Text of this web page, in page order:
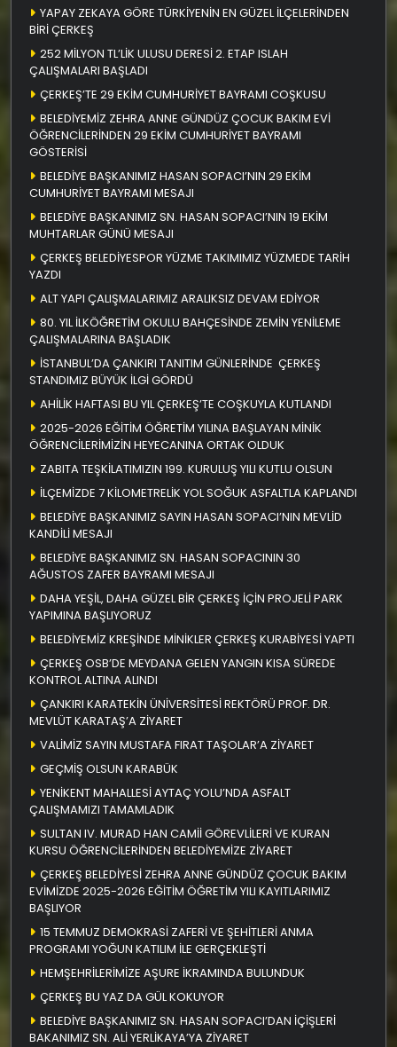
YAPAY ZEKAYA GÖRE TÜRKİYENİN EN GÜZEL İLÇELERİNDEN
BİRİ ÇERKEŞ
252 MİLYON TL’LİK ULUSU DERESİ 2. ETAP ISLAH
ÇALIŞMALARI BAŞLADI
ÇERKEŞ’TE 29 EKİM CUMHURİYET BAYRAMI COŞKUSU
BELEDİYEMİZ ZEHRA ANNE GÜNDÜZ ÇOCUK BAKIM EVİ
ÖĞRENCİLERİNDEN 29 EKİM CUMHURİYET BAYRAMI
GÖSTERİSİ
BELEDİYE BAŞKANIMIZ HASAN SOPACI’NIN 29 EKİM
CUMHURİYET BAYRAMI MESAJI
BELEDİYE BAŞKANIMIZ SN. HASAN SOPACI’NIN 19 EKİM
MUHTARLAR GÜNÜ MESAJI
ÇERKEŞ BELEDİYESPOR YÜZME TAKIMIMIZ YÜZMEDE TARİH
YAZDI
ALT YAPI ÇALIŞMALARIMIZ ARALIKSIZ DEVAM EDİYOR
80. YIL İLKÖĞRETİM OKULU BAHÇESİNDE ZEMİN YENİLEME
ÇALIŞMALARINA BAŞLADIK
İSTANBUL’DA ÇANKIRI TANITIM GÜNLERİNDE ÇERKEŞ
STANDIMIZ BÜYÜK İLGİ GÖRDÜ
AHİLİK HAFTASI BU YIL ÇERKEŞ’TE COŞKUYLA KUTLANDI
2025-2026 EĞİTİM ÖĞRETİM YILINA BAŞLAYAN MİNİK
ÖĞRENCİLERİMİZİN HEYECANINA ORTAK OLDUK
ZABITA TEŞKİLATIMIZIN 199. KURULUŞ YILI KUTLU OLSUN
İLÇEMİZDE 7 KİLOMETRELİK YOL SOĞUK ASFALTLA KAPLANDI
BELEDİYE BAŞKANIMIZ SAYIN HASAN SOPACI’NIN MEVLİD
KANDİLİ MESAJI
BELEDİYE BAŞKANIMIZ SN. HASAN SOPACININ 30
AĞUSTOS ZAFER BAYRAMI MESAJI
DAHA YEŞİL, DAHA GÜZEL BİR ÇERKEŞ İÇİN PROJELİ PARK
YAPIMINA BAŞLIYORUZ
BELEDİYEMİZ KREŞİNDE MİNİKLER ÇERKEŞ KURABİYESİ YAPTI
ÇERKEŞ OSB’DE MEYDANA GELEN YANGIN KISA SÜREDE
KONTROL ALTINA ALINDI
ÇANKIRI KARATEKİN ÜNİVERSİTESİ REKTÖRÜ PROF. DR.
MEVLÜT KARATAŞ’A ZİYARET
VALİMİZ SAYIN MUSTAFA FIRAT TAŞOLAR’A ZİYARET
GEÇMİŞ OLSUN KARABÜK
YENİKENT MAHALLESİ AYTAÇ YOLU’NDA ASFALT
ÇALIŞMAMIZI TAMAMLADIK
SULTAN IV. MURAD HAN CAMİİ GÖREVLİLERİ VE KURAN
KURSU ÖĞRENCİLERİNDEN BELEDİYEMİZE ZİYARET
ÇERKEŞ BELEDİYESİ ZEHRA ANNE GÜNDÜZ ÇOCUK BAKIM
EVİMİZDE 2025-2026 EĞİTİM ÖĞRETİM YILI KAYITLARIMIZ
BAŞLIYOR
15 TEMMUZ DEMOKRASİ ZAFERİ VE ŞEHİTLERİ ANMA
PROGRAMI YOĞUN KATILIM İLE GERÇEKLEŞTİ
HEMŞEHRİLERİMİZE AŞURE İKRAMINDA BULUNDUK
ÇERKEŞ BU YAZ DA GÜL KOKUYOR
BELEDİYE BAŞKANIMIZ SN. HASAN SOPACI’DAN İÇİŞLERİ
BAKANIMIZ SN. ALİ YERLİKAYA’YA ZİYARET